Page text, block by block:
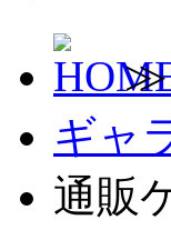
≫
ギャ
通販